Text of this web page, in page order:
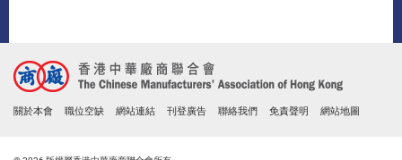
關於本會 職位空缺 網站連結 刊登廣告 聯絡我們 免責聲明 網站地圖